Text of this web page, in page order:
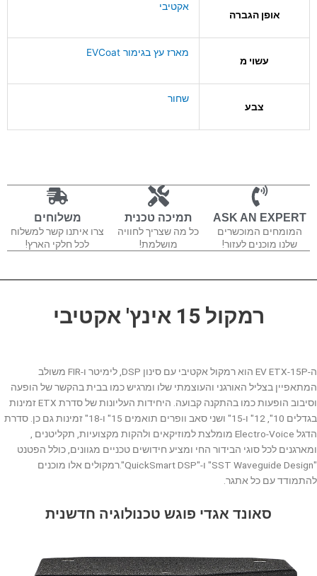
אופן הגברה
אקטיבי
עשוי מ
מארז עץ בגימור EVCoat
צבע
שחור
ASK AN EXPERT
המומחים המוכשרים
שלנו מוכנים לעזור!
תמיכה טכנית
כל מה שצריך לחוויה
מושלמת!
משלוחים
צרו איתנו קשר למשלוח
לכל חלקי הארץ!
רמקול 15 אינץ' אקטיבי
ה-EV ETX-15P הוא רמקול אקטיבי עם סינון DSP, לימיטר ו-FIR משולב
המתאפיין בצליל האורגני והעוצמתי שלו ומרגיש כמו בבית בהקשר של הופעה
וסיבוב הופעות כמו בהתקנה קבועה. היחידות העליונות של סדרת ETX זמינות
בגדלים 10", 12" ו-15" ושני סאב וופרים תואמים 15" ו-18" זמינות גם כן. סדרת
הדגל Electro-Voice מומלצת למוזיקאים ולהקות מקצועיות, תקליטנים ,
ומארגנים לכל סוגי הבידור החי ומציע חידושים טכניים מגוונים, כולל הפטנט
"SST Waveguide Design" ו-"QuickSmart DSP".רמקולים אלו מוכנים
להתמודד עם כל אתגר.
סאונד אגדי פוגש טכנולוגיה חדשנית